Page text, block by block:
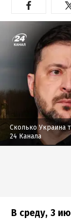
Сколько Украина
24 Канала
В среду, 3